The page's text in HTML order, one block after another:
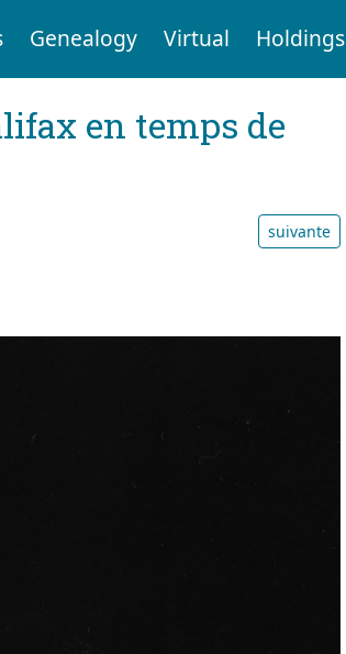
Genealogy Virtual Holdings
en temps de
suivante